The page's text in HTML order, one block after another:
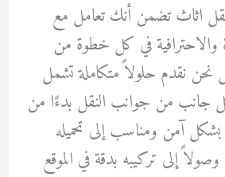
اثاث تضمن أنك تعامل مع
والاحترافية في كل خطوة من
نحن نقدم حلولاً متكاملة تشمل
جانب من جوانب النقل بدءًا من
آمن ومناسب إلى تحميله
وصولاً إلى تركيبه بدقة في الموقع